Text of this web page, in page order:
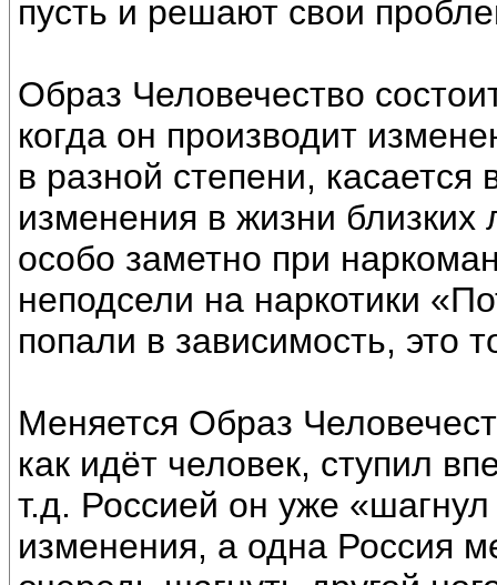
пусть и решают свои
Образ Человечество
когда он производит
в разной степени, касается
изменения в жизни
особо заметно при
неподсели на наркотики
попали в зависимость, это
Меняется Образ
как идёт человек, ступил
т.д. Россией он уже
изменения, а одна Россия